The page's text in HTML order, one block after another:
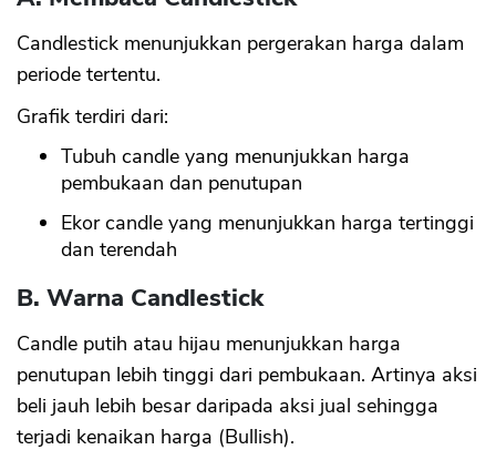
Candlestick menunjukkan pergerakan harga dalam
periode tertentu.
Grafik terdiri dari:
Tubuh candle yang menunjukkan harga
pembukaan dan penutupan
Ekor candle yang menunjukkan harga tertinggi
dan terendah
B. Warna Candlestick
Candle putih atau hijau menunjukkan harga
penutupan lebih tinggi dari pembukaan. Artinya aksi
beli jauh lebih besar daripada aksi jual sehingga
terjadi kenaikan harga (Bullish).